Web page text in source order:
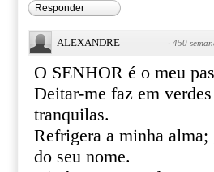
Responder
ALEXANDRE · 450
O SENHOR é o meu
Deitar-me faz em
tranquilas.
Refrigera a minha
do seu nome.